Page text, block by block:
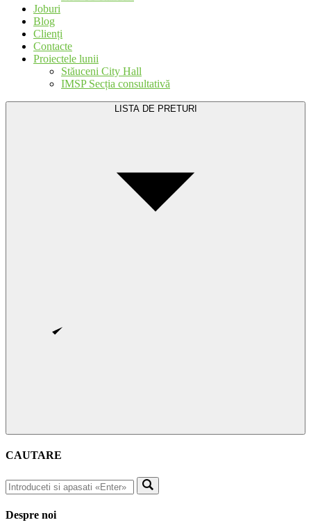
Joburi
Blog
Clienți
Contacte
Proiectele lunii
Stăuceni City Hall
IMSP Secția consultativă
LISTA DE PRETURI
CAUTARE
Despre noi